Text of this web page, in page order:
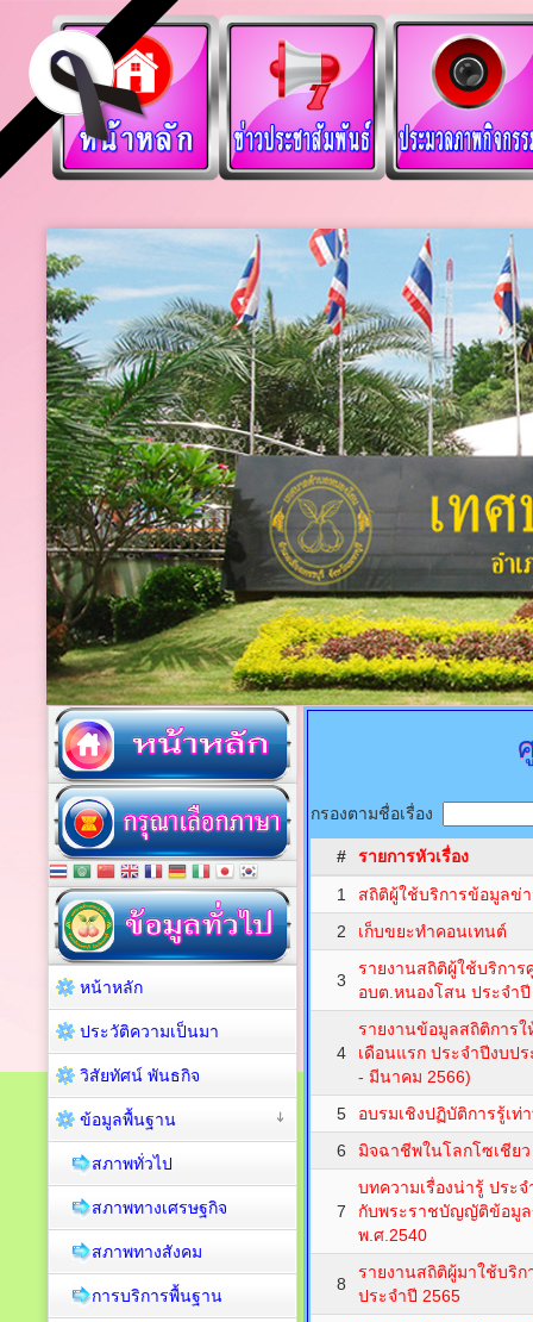
กรองตามชื่อเรื่อง
#
รายการหัวเรื่อง
1
สถิติผู้ใช้บริการข้อมูลข่
2
เก็บขยะทำคอนเทนต์
3
รายงานสถิติผู้ใช้บริกา
อบต.หนองโสน ประจำปี
4
รายงานข้อมูลสถิติการ
เดือนแรก ประจำปีงบป
- มีนาคม 2566)
5
อบรมเชิงปฏิบัติการรู้เท่
6
มิจฉาชีพในโลกโซเชียว
7
บทความเรื่องน่ารู้ ประ
กับพระราชบัญญัติข้อมูล
พ.ศ.2540
8
รายงานสถิติผู้มาใช้บริ
ประจำปี 2565
หน้าหลัก
ประวัติความเป็นมา
วิสัยทัศน์ พันธกิจ
ข้อมูลพื้นฐาน
สภาพทั่วไป
สภาพทางเศรษฐกิจ
สภาพทางสังคม
การบริการพื้นฐาน